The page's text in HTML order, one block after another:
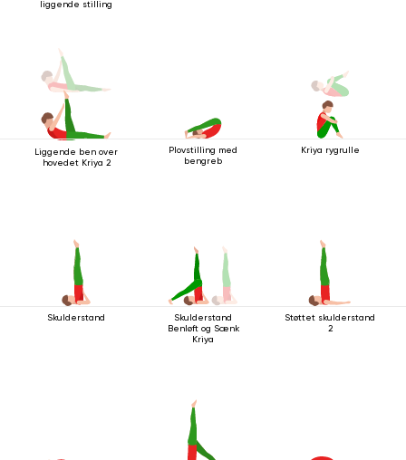
liggende stilling
Liggende ben over
hovedet Kriya 2
Plovstilling med
bengreb
Kriya rygrulle
Skulderstand
Skulderstand
Benløft og Sænk
Kriya
Støttet skulderstand
2